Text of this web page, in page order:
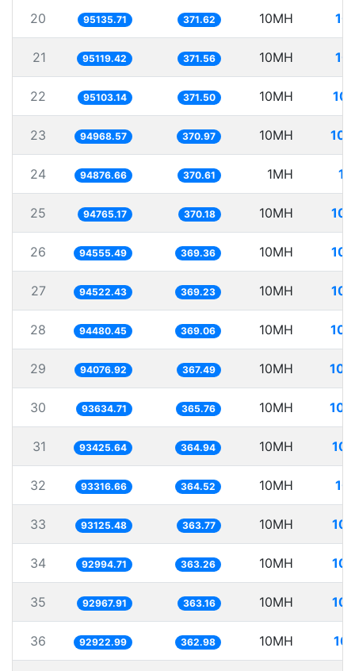
20 95135.71 371.62 10MH
21 95119.42 371.56 10MH
22 95103.14 371.50 10MH
23 94968.57 370.97 10MH
24 94876.66 370.61 1MH
25 94765.17 370.18 10MH
26 94555.49 369.36 10MH
27 94522.43 369.23 10MH
28 94480.45 369.06 10MH
29 94076.92 367.49 10MH
30 93634.71 365.76 10MH
31 93425.64 364.94 10MH
32 93316.66 364.52 10MH
33 93125.48 363.77 10MH
34 92994.71 363.26 10MH
35 92967.91 363.16 10MH
36 92922.99 362.98 10MH